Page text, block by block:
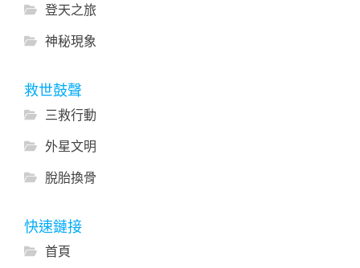
登天之旅
神秘現象
救世鼓聲
三救行動
外星文明
脫胎換骨
快速鏈接
首頁